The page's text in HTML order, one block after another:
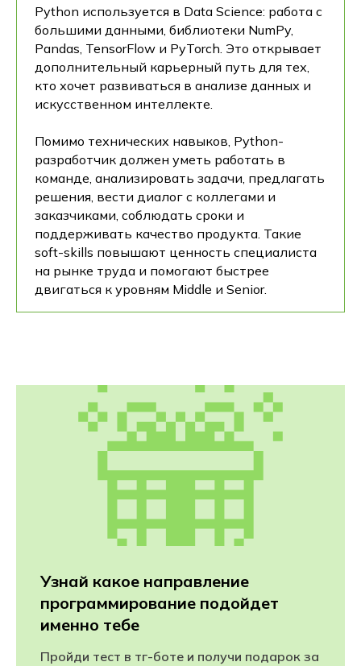
Python используется в Data Science: работа с
большими данными, библиотеки NumPy,
Pandas, TensorFlow и PyTorch. Это открывает
дополнительный карьерный путь для тех,
кто хочет развиваться в анализе данных и
искусственном интеллекте.
Помимо технических навыков, Python-
разработчик должен уметь работать в
команде, анализировать задачи, предлагать
решения, вести диалог с коллегами и
заказчиками, соблюдать сроки и
поддерживать качество продукта. Такие
soft-skills повышают ценность специалиста
на рынке труда и помогают быстрее
двигаться к уровням Middle и Senior.
Узнай какое направление
программирование подойдет
именно тебе
Пройди тест в тг-боте и получи подарок за